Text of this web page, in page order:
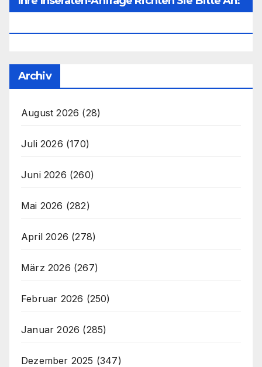
Archiv
August 2026 (28)
Juli 2026 (170)
Juni 2026 (260)
Mai 2026 (282)
April 2026 (278)
März 2026 (267)
Februar 2026 (250)
Januar 2026 (285)
Dezember 2025 (347)